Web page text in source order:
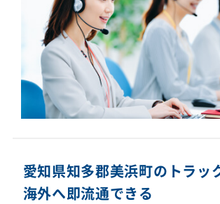
愛知県知多郡美浜町のトラッ
海外へ即流通できる